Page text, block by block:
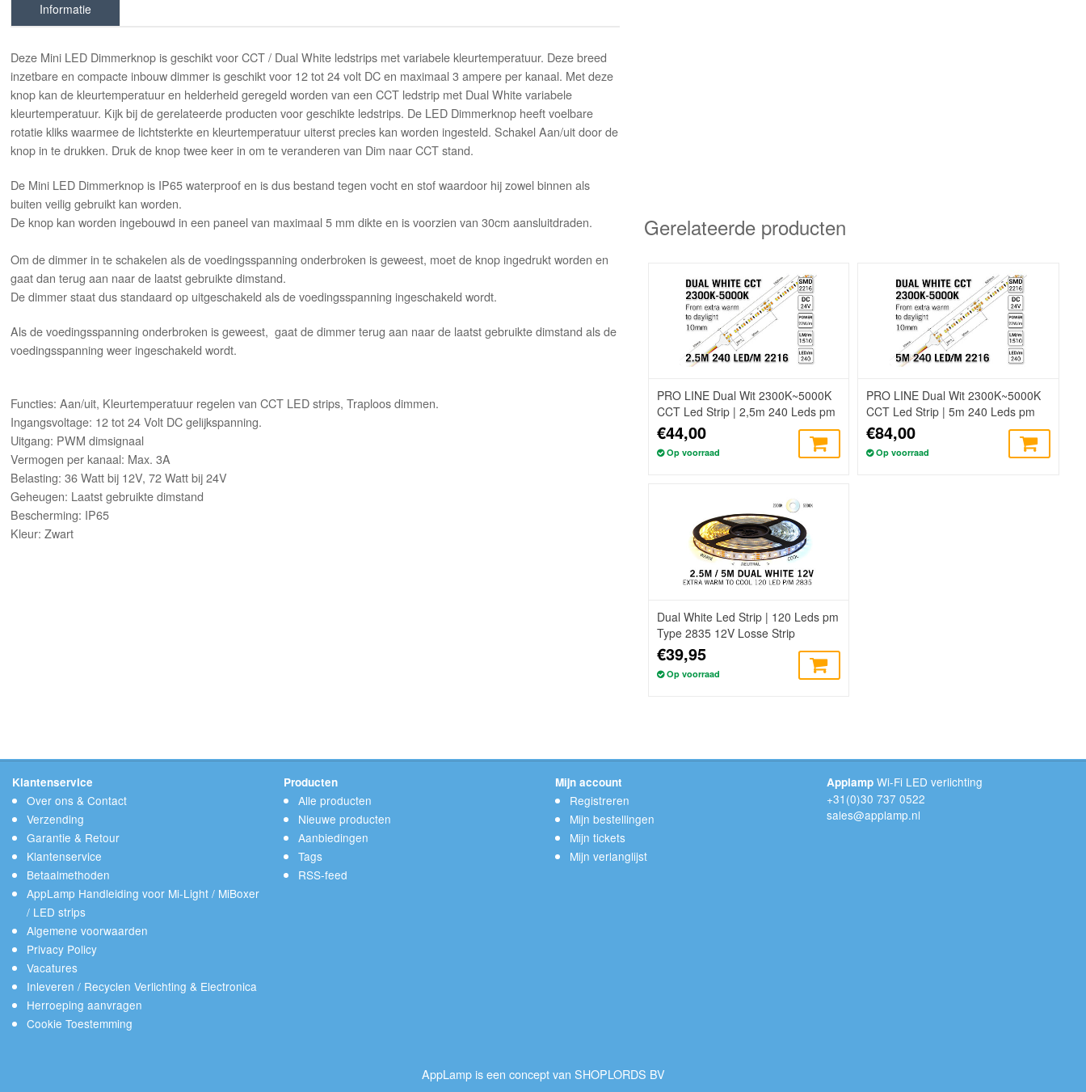
Informatie
Deze Mini LED Dimmerknop is geschikt voor CCT / Dual White ledstrips met variabele kleurtemperatuur. Deze breed
inzetbare en compacte inbouw dimmer is geschikt voor 12 tot 24 volt DC en maximaal 3 ampere per kanaal. Met deze
knop kan de kleurtemperatuur en helderheid geregeld worden van een CCT ledstrip met Dual White variabele
kleurtemperatuur. Kijk bij de gerelateerde producten voor geschikte ledstrips. De LED Dimmerknop heeft voelbare
rotatie kliks waarmee de lichtsterkte en kleurtemperatuur uiterst precies kan worden ingesteld. Schakel Aan/uit door de
knop in te drukken. Druk de knop twee keer in om te veranderen van Dim naar CCT stand.
De Mini LED Dimmerknop is IP65 waterproof en is dus bestand tegen vocht en stof waardoor hij zowel binnen als
buiten veilig gebruikt kan worden.
De knop kan worden ingebouwd in een paneel van maximaal 5 mm dikte en is voorzien van 30cm aansluitdraden.
Om de dimmer in te schakelen als de voedingsspanning onderbroken is geweest, moet de knop ingedrukt worden en
gaat dan terug aan naar de laatst gebruikte dimstand.
De dimmer staat dus standaard op uitgeschakeld als de voedingsspanning ingeschakeld wordt.
Als de voedingsspanning onderbroken is geweest, gaat de dimmer terug aan naar de laatst gebruikte dimstand als de
voedingsspanning weer ingeschakeld wordt.
Functies: Aan/uit, Kleurtemperatuur regelen van CCT LED strips, Traploos dimmen.
Ingangsvoltage: 12 tot 24 Volt DC gelijkspanning.
Uitgang: PWM dimsignaal
Vermogen per kanaal: Max. 3A
Belasting: 36 Watt bij 12V, 72 Watt bij 24V
Geheugen: Laatst gebruikte dimstand
Bescherming: IP65
Kleur: Zwart
Gerelateerde producten
PRO LINE Dual Wit 2300K~5000K
CCT Led Strip | 2,5m 240 Leds pm
Type 2216 24V - Losse Strip
€44,00
Op voorraad
PRO LINE Dual Wit 2300K~5000K
CCT Led Strip | 5m 240 Leds pm
Type 2216 24V - Losse Strip
€84,00
Op voorraad
Dual White Led Strip | 120 Leds pm
Type 2835 12V Losse Strip
€39,95
Op voorraad
Klantenservice
Over ons & Contact
Verzending
Garantie & Retour
Klantenservice
Betaalmethoden
AppLamp Handleiding voor Mi-Light / MiBoxer
/ LED strips
Algemene voorwaarden
Privacy Policy
Vacatures
Inleveren / Recyclen Verlichting & Electronica
Herroeping aanvragen
Cookie Toestemming
Producten
Alle producten
Nieuwe producten
Aanbiedingen
Tags
RSS-feed
Mijn account
Registreren
Mijn bestellingen
Mijn tickets
Mijn verlanglijst
Applamp Wi-Fi LED verlichting
+31(0)30 737 0522
sales@applamp.nl
AppLamp is een concept van SHOPLORDS BV